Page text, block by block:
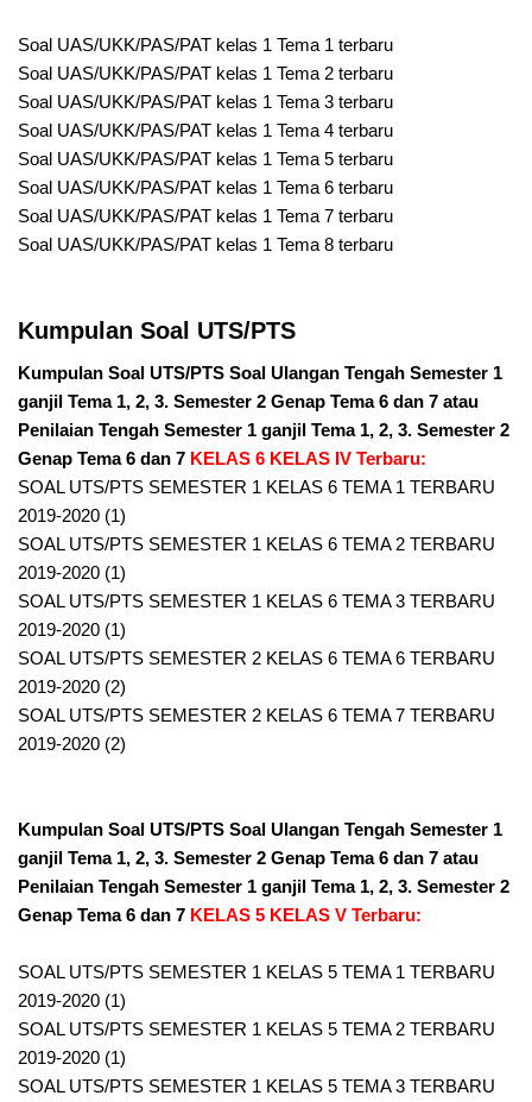
Soal UAS/UKK/PAS/PAT kelas 1 Tema 1 terbaru
Soal UAS/UKK/PAS/PAT kelas 1 Tema 2 terbaru
Soal UAS/UKK/PAS/PAT kelas 1 Tema 3 terbaru
Soal UAS/UKK/PAS/PAT kelas 1 Tema 4 terbaru
Soal UAS/UKK/PAS/PAT kelas 1 Tema 5 terbaru
Soal UAS/UKK/PAS/PAT kelas 1 Tema 6 terbaru
Soal UAS/UKK/PAS/PAT kelas 1 Tema 7 terbaru
Soal UAS/UKK/PAS/PAT kelas 1 Tema 8 terbaru
Kumpulan Soal UTS/PTS
Kumpulan Soal UTS/PTS Soal Ulangan Tengah Semester 1
ganjil Tema 1, 2, 3. Semester 2 Genap Tema 6 dan 7 atau
Penilaian Tengah Semester 1 ganjil Tema 1, 2, 3. Semester 2
Genap Tema 6 dan 7 KELAS 6 KELAS IV Terbaru:
SOAL UTS/PTS SEMESTER 1 KELAS 6 TEMA 1 TERBARU
2019-2020 (1)
SOAL UTS/PTS SEMESTER 1 KELAS 6 TEMA 2 TERBARU
2019-2020 (1)
SOAL UTS/PTS SEMESTER 1 KELAS 6 TEMA 3 TERBARU
2019-2020 (1)
SOAL UTS/PTS SEMESTER 2 KELAS 6 TEMA 6 TERBARU
2019-2020 (2)
SOAL UTS/PTS SEMESTER 2 KELAS 6 TEMA 7 TERBARU
2019-2020 (2)
Kumpulan Soal UTS/PTS Soal Ulangan Tengah Semester 1
ganjil Tema 1, 2, 3. Semester 2 Genap Tema 6 dan 7 atau
Penilaian Tengah Semester 1 ganjil Tema 1, 2, 3. Semester 2
Genap Tema 6 dan 7 KELAS 5 KELAS V Terbaru:
SOAL UTS/PTS SEMESTER 1 KELAS 5 TEMA 1 TERBARU
2019-2020 (1)
SOAL UTS/PTS SEMESTER 1 KELAS 5 TEMA 2 TERBARU
2019-2020 (1)
SOAL UTS/PTS SEMESTER 1 KELAS 5 TEMA 3 TERBARU